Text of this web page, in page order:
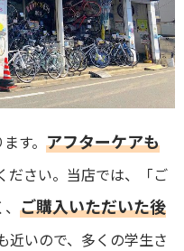
す。 アフターケアも
ださい。当店では、「ご
ご購入いただいた後
近いので、多くの学生さ